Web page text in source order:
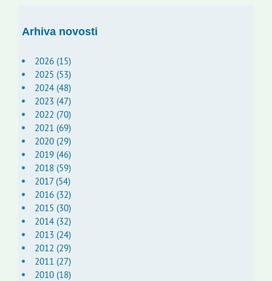
Arhiva novosti
2026 (15)
2025 (53)
2024 (48)
2023 (47)
2022 (70)
2021 (69)
2020 (29)
2019 (46)
2018 (59)
2017 (54)
2016 (32)
2015 (30)
2014 (32)
2013 (24)
2012 (29)
2011 (27)
2010 (18)